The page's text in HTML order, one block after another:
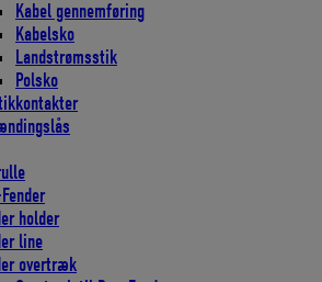
Kabel gennemføring
Kabelsko
Landstrømsstik
Polsko
holder
line
overtræk